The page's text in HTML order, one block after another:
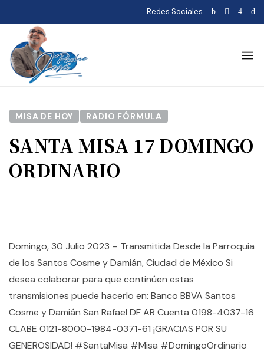
Redes Sociales
MISA DE HOY RADIO FÓRMULA
SANTA MISA 17 DOMINGO
ORDINARIO
Domingo, 30 Julio 2023 – Transmitida Desde la Parroquia
de los Santos Cosme y Damián, Ciudad de México Si
desea colaborar para que continúen estas
transmisiones puede hacerlo en: Banco BBVA Santos
Cosme y Damián San Rafael DF AR Cuenta 0198-4037-16
CLABE 0121-8000-1984-0371-61 ¡GRACIAS POR SU
GENEROSIDAD! #SantaMisa​ #Misa #DomingoOrdinario